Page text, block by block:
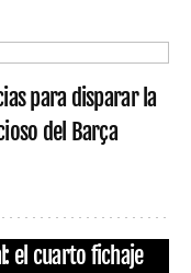
para disparar la
del Barça
el cuarto fichaje